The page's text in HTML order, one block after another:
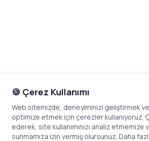
🍪 Çerez Kullanımı
Web sitemizde, deneyiminizi geliştirmek
optimize etmek için çerezler kullanıyoruz.
ederek, site kullanımınızı analiz
sunmamıza izin vermiş olursunuz. Daha